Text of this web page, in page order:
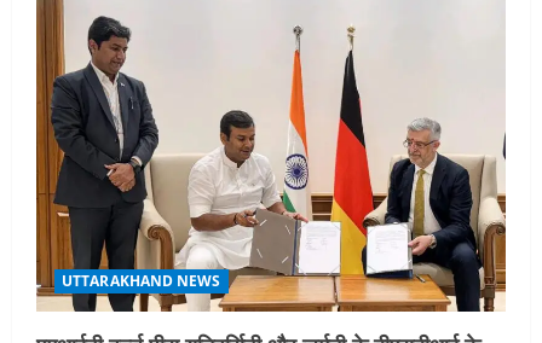
UTTARAKHAND NEWS